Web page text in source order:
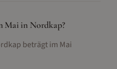
Mai in Nordkap?
beträgt im Mai